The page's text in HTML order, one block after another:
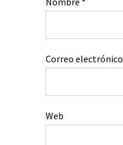
Correo electrónico
Web